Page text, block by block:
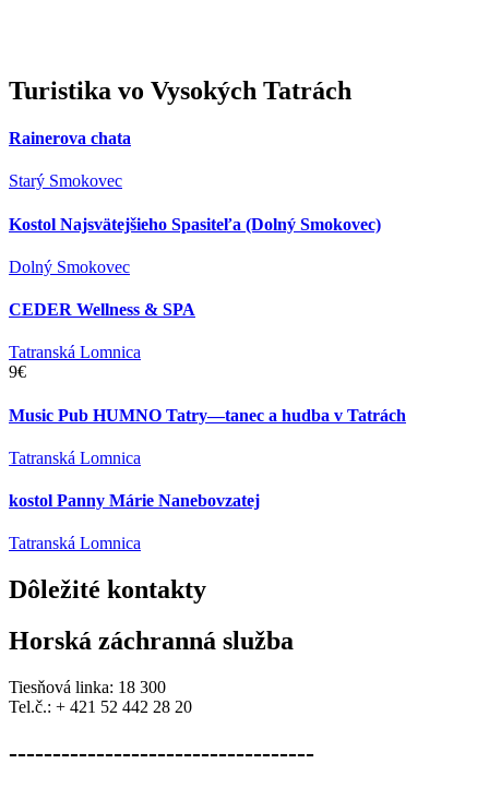
Turistika vo Vysokých Tatrách
Rainerova chata
Starý Smokovec
Kostol Najsvätejšieho Spasiteľa (Dolný Smokovec)
Dolný Smokovec
CEDER Wellness & SPA
Tatranská Lomnica
9€
Music Pub HUMNO Tatry—tanec a hudba v Tatrách
Tatranská Lomnica
kostol Panny Márie Nanebovzatej
Tatranská Lomnica
Dôležité kontakty
Horská záchranná služba
Tiesňová linka: 18 300
Tel.č.: + 421 52 442 28 20
-----------------------------------